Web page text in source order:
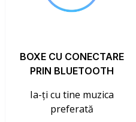
BOXE CU CONECTARE
PRIN BLUETOOTH
Ia-ți cu tine muzica
preferată